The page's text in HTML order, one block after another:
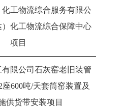
工物流综合服务有限公
化工物流综合保障中心
项目
限公司石灰窑老旧装管
座600吨/天套筒窑装置及
供货带安装项目